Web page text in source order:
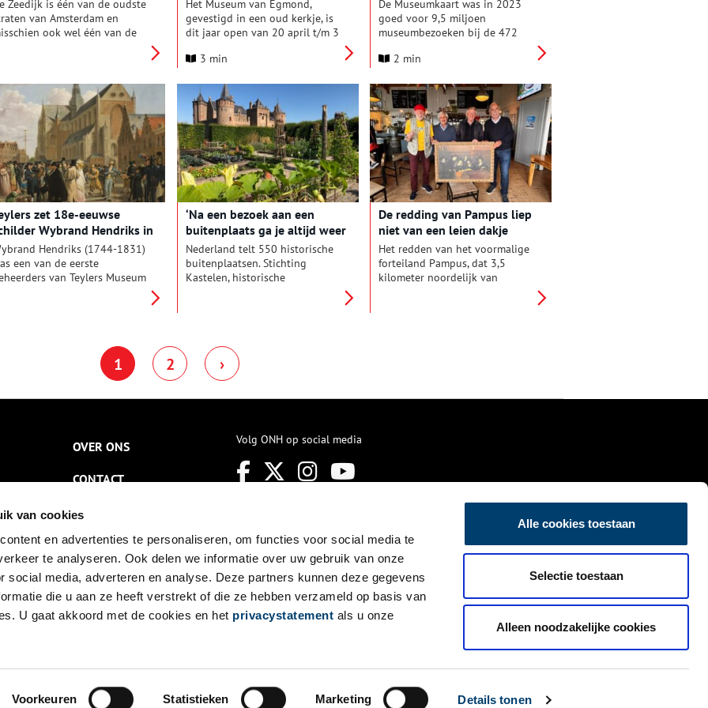
van cookies
en advertenties te personaliseren, om functies voor social media te
te analyseren. Ook delen we informatie over uw gebruik van onze
social media, adverteren en analyse. Deze partners kunnen deze gegevens
die u aan ze heeft verstrekt of die ze hebben verzameld op basis van
U gaat akkoord met de cookies en het privacystatement als u onze
Voorkeuren Statistieken Marketing Details tonen
Alle cookies toestaan
Selectie toestaan
Alleen noodzakelijke cookies
Zeedijk is één van de oudste
van Amsterdam en
ook wel één van de
in beeld en geluid
bezoekers, bewoners en
mensen die er werken.
Het Museum van Egmond,
gevestigd in een oud kerkje, is
dit jaar open van 20 april t/m 3
de kerktoren die in 1743 in zee
3 min
De Museumkaart was in 2023
goed voor 9,5 miljoen
museumbezoeken bij de 472
musea. Dit betekent dat
boven het niveau van voor
corona zitten.
2 min
zet 18e-eeuwse
Wybrand Hendriks in
zonnetjeHendriks (1744-1831)
een van de eerste
van Teylers Museum
‘Na een bezoek aan een
buitenplaats ga je altijd weer
rijker naar huis’
Nederland telt 550 historische
buitenplaatsen. Stichting
Kastelen, historische
en met vrienden en donateurs
werkt, vraagt aandacht voor de
schoonheid, de cultuur en de
Molenaar is er sinds april 2023
directeur van en kan er
enthousiast over vertellen.
De redding van Pampus liep
niet van een leien dakje
Het redden van het voormalige
forteiland Pampus, dat 3,5
kilometer noordelijk van
1 2 ›
OVER ONS
CONTACT
NIEUWSBRIEF
DISCLAIMER
PRIVACY
TOEGANKELIJKHEID
Volg ONH op social media